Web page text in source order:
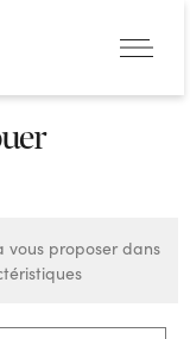
vous proposer dans